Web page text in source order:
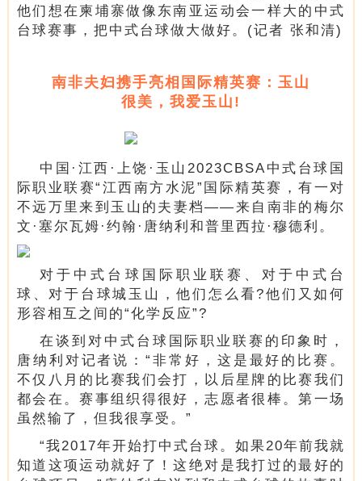
他们想在柬埔寨做像东南亚运动会一样大的中式
台球赛事，把中式台球做大做好。 (记者 张和清)
南非夫妇携手亮相 国际精英赛： 玉山
很美，我爱玉山!
中国·江西·上饶·玉山2023CBSA中式台球国
际职业联赛“江西南方水泥”国际精英赛，有一对
不远万里来到玉山的夫妻档——来自南非的梅尔
文·塞尔瓦姆·约翰·唐纳利和普里西拉·穆德利。
对于中式台球国际职业联赛、对于中式台
球、对于台球城玉山，他们怎么看?他们又如何
形容相互之间的“化学反应”?
在谈到对中式台球国际职业联赛的印象时，
唐纳利对记者说：“非常好，这是最好的比赛。
不仅八月的比赛我们会打，以后星牌的比赛我们
都会在。赛事组织得很好，志愿者很棒。第一场
虽然输了，但我很享受。”
“我2017年开始打中式台球。如果20年前我就
知道这项运动就好了！这绝对是我打过的最好的